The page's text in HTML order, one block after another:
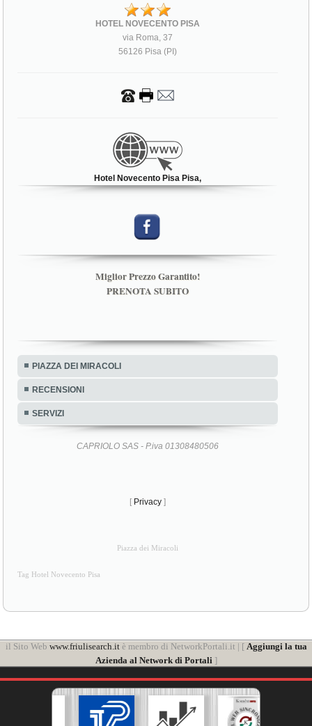
HOTEL NOVECENTO PISA
via Roma, 37
56126 Pisa (PI)
Hotel Novecento Pisa Pisa,
Miglior Prezzo Garantito!
PRENOTA SUBITO
PIAZZA DEI MIRACOLI
RECENSIONI
SERVIZI
CAPRIOLO SAS - P.iva 01308480506
[ Privacy ]
Piazza dei Miracoli
Tag Hotel Novecento Pisa
il Sito Web www.friulisearch.itè membro di NetworkPortali.it | [ Aggiungi la tua
Azienda al Network di Portali]